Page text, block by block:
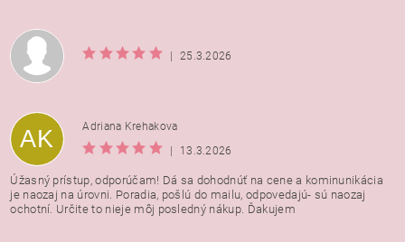
| 25.3.2026
AK
Adriana Krehakova
|
13.3.2026
Úžasný prístup, odporúčam! Dá sa dohodnúť na cene a kominunikácia
je naozaj na úrovni. Poradia, pošlú do mailu, odpovedajú- sú naozaj
ochotní. Určite to nieje môj posledný nákup. Ďakujem